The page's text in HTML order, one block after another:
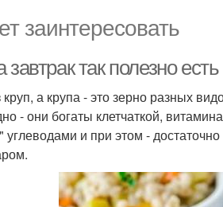
заинтересовать
так полезно
а крупа - это зерно разных
- они богаты клетчаткой,
и при этом -